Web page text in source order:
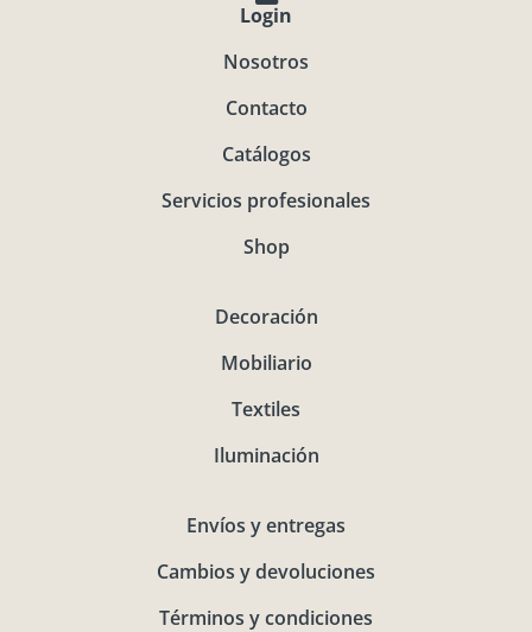
Login
Nosotros
Contacto
Catálogos
Servicios profesionales
Shop
Decoración
Mobiliario
Textiles
Iluminación
Envíos y entregas
Cambios y devoluciones
Términos y condiciones